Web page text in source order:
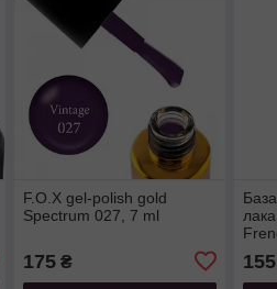
F.O.X gel-polish gold
Spectrum 027, 7 ml
175₴ 155